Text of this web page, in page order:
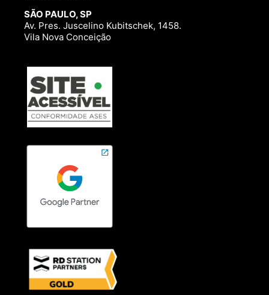
SÃO PAULO, SP
Av. Pres. Juscelino Kubitschek, 1458.
Vila Nova Conceição